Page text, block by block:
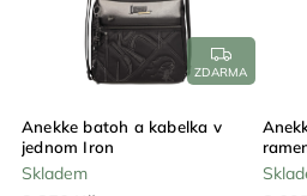
ZDARMA
Anekke batoh a kabelka v
jednom Iron
Skladem